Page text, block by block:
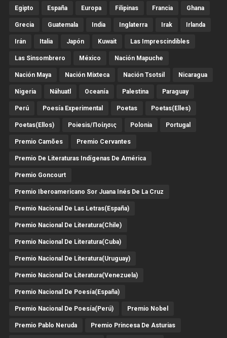
Egipto España Europa Filipinas Francia Ghana
Grecia Guatemala India Inglaterra Irak Irlanda
Irán Italia Japón Kuwait Las Imprescindibles
Las Sinsombrero México Nación Mapuche
Nación Maya Nación Mixteca Nación Tsotsil Nicaragua
Nigeria Náhuatl Oceanía Palestina Paraguay
Perú Poesía Experimental Poetas Poetas(Elles)
Poetas(Ellos) Poiesis/ποίησις Polonia Portugal
Premio Camões Premio Cervantes
Premio De Literaturas Indígenas De América
Premio Goncourt
Premio Iberoamericano Sor Juana Inés De La Cruz
Premio Nacional De Las Letras(España)
Premio Nacional De Literatura(Chile)
Premio Nacional De Literatura(Cuba)
Premio Nacional De Literatura(Uruguay)
Premio Nacional De Literatura(Venezuela)
Premio Nacional De Poesía(España)
Premio Nacional De Poesía(Perú) Premio Nobel
Premio Pablo Neruda Premio Princesa De Asturias